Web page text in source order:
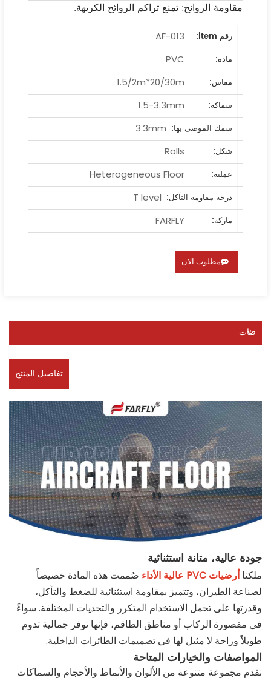
مقاومة الروائح: تمنع تراكم الروائح الكريهة.
رقم ltem:
AF-013
مادة:
PVC
مقاس:
1.5/2m*20/30m
سماكة:
1.5-3.3mm
سمك الموصى بها: 3.3mm
شكل:
Rolls
عملية:
Heterogeneous Floor
درجة مقاومة التآكل: T level
ماركة:
FARFLY
مطلوب الان
فئات
تفاصيل المنتج
جودة عالية، متانة استثنائية
ملكناأرضيات PVC عالية الأداء
صُممت هذه المادة خصيصاً
لصناعة الطيران، وتتميز بمقاومة استثنائية للضغط والتآكل،
وقدرتها على تحمل الاستخدام المتكرر والتحديات المختلفة. سواءً
في مقصورة الركاب أو مناطق الطاقم، فإنها توفر جمالية تدوم
طويلاً وراحة لا مثيل لها في تصميمات الطائرات الداخلية.
المواصفات والخيارات المتاحة
نقدم مجموعة متنوعة من الألوان والأنماط والأحجام والسماكات